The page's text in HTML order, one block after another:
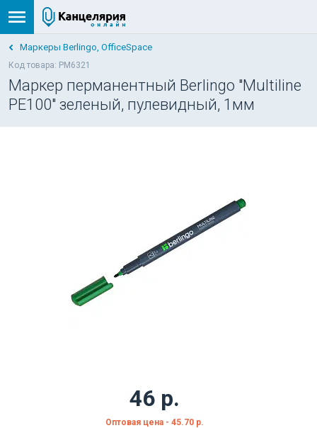
Маркеры Berlingo, OfficeSpace
Код товара: PM6321
Маркер перманентный Berlingo "Multiline
PE100" зеленый, пулевидный, 1мм
46 р.
Оптовая цена - 45.70 р.